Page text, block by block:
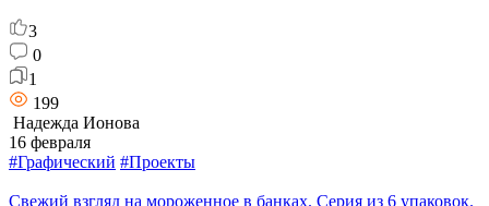
3
0
1
199
Надежда Ионова
16 февраля
#Графический #Проекты
Свежий взгляд на мороженное в банках. Серия из 6 упаковок.